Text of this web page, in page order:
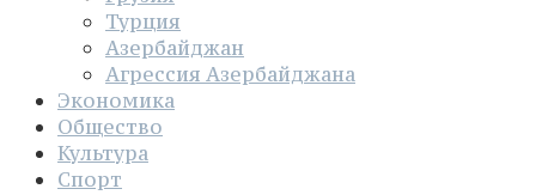
Турция
Азербайджан
Агрессия Азербайджана
Экономика
Общество
Культура
Спорт